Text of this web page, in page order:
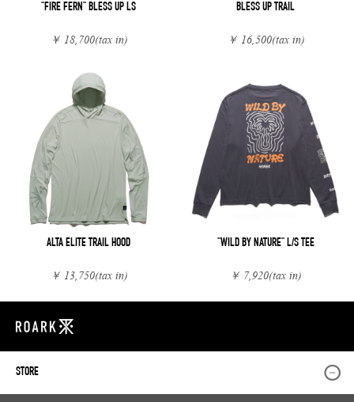
"FIRE FERN" BLESS UP LS
￥ 18,700(tax in)
BLESS UP TRAIL
￥ 16,500(tax in)
ALTA ELITE TRAIL HOOD
￥ 13,750(tax in)
"WILD BY NATURE" L/S TEE
￥ 7,920(tax in)
STORE